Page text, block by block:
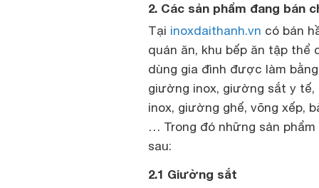
2. Các sản phẩm đang bán
Tại inoxdaithanh.vn có bán
quán ăn, khu bếp ăn tập thể
dùng gia đình được làm
giường inox, giường sắt y tế,
inox, giường ghế, võng xếp,
… Trong đó những sản
sau:
2.1 Giường sắt